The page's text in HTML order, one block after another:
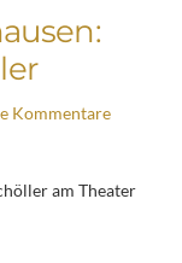
Kommentare
am Theater